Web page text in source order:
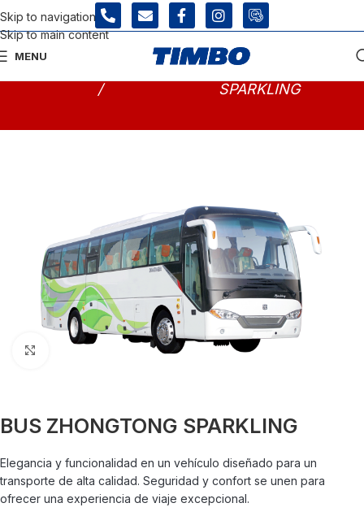
Skip to navigation
Skip to main content
MENU
/
BUS ZHONGTONG
SPARKLING
BUS ZHONGTONG SPARKLING
Elegancia y funcionalidad en un vehículo diseñado para un
transporte de alta calidad. Seguridad y confort se unen para
ofrecer una experiencia de viaje excepcional.